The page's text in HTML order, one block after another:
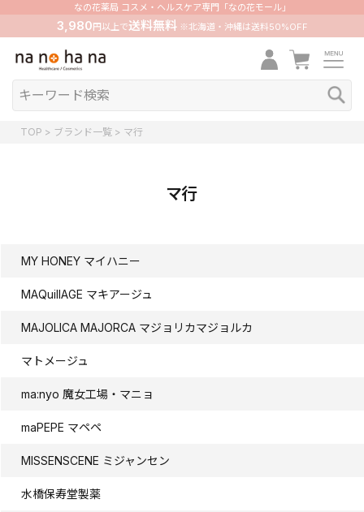
なの花薬局 コスメ・ヘルスケア専門「なの花モール」
3,980 円以上で送料無料※北海道・沖縄は送料50%OFF
TOP ブランド一覧 マ行
マ行
MY HONEY マイハニー
MAQuillAGE マキアージュ
MAJOLICA MAJORCA マジョリカマジョルカ
マトメージュ
ma:nyo 魔女工場・マニョ
maPEPE マペペ
MISSENSCENE ミジャンセン
水橋保寿堂製薬